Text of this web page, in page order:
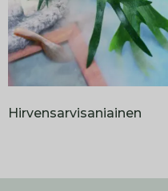
Hirvensarvisaniainen